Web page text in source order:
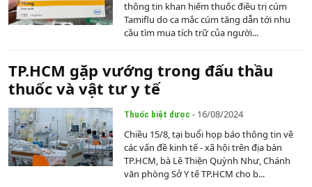
thông tin khan hiếm thuốc điều trị cúm
Tamiflu do ca mắc cúm tăng dẫn tới nhu
cầu tìm mua tích trữ của người...
TP.HCM gặp vướng trong đấu thầu
thuốc và vật tư y tế
Thuốc biệt dược - 16/08/2024
Chiều 15/8, tại buổi họp báo thông tin về
các vấn đề kinh tế - xã hội trên địa bàn
TP.HCM, bà Lê Thiện Quỳnh Như, Chánh
văn phòng Sở Y tế TP.HCM cho b...